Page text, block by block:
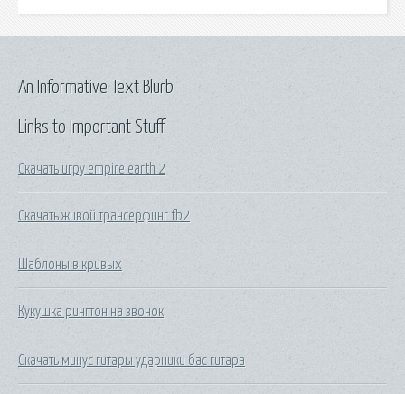
Links to Important Stuff
Скачать игру empire earth 2
Скачать живой трансерфинг fb2
Шаблоны в кривых
Кукушка рингтон на звонок
Скачать минус гитары ударники бас гитара
An Informative Text Blurb